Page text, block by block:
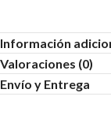
Información
Valoraciones (0)
Envío y Entrega